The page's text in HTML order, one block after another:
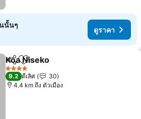
นั้นๆ
ดูราคา
แชร์ เพิ่มในรายการโปรด
Koa Niseko
4 ดาว
9.2 ดีเลิศ
30
4.4 km ถึง ตัวเมือง